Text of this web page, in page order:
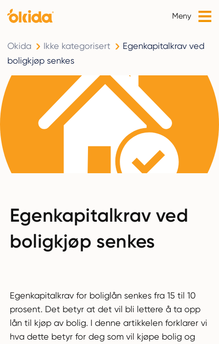
Meny
Okida Ikke kategorisert
Egenkapitalkrav ved
boligkjøp senkes
Egenkapitalkrav ved
boligkjøp senkes
Egenkapitalkrav for boliglån senkes fra 15 til 10
prosent. Det betyr at det vil bli lettere å ta opp
lån til kjøp av bolig. I denne artikkelen forklarer vi
hva dette betyr for deg som vil kjøpe bolig og